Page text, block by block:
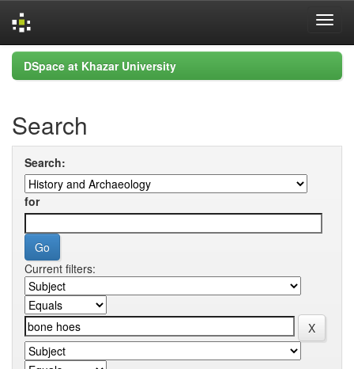
Skip
navigation
DSpace at Khazar University
Search
Search:
for
Current filters: